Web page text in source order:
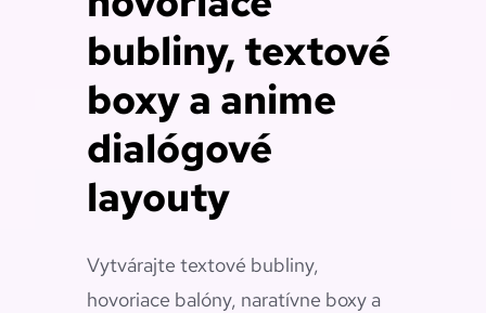
bubliny, textové
boxy a anime
dialógové
layouty
Vytvárajte textové bubliny,
hovoriace balóny, naratívne boxy a